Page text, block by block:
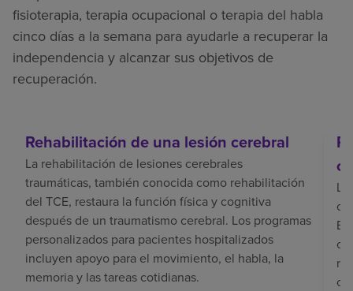
fisioterapia, terapia ocupacional o terapia del habla
cinco días a la semana para ayudarle a recuperar la
independencia y alcanzar sus objetivos de
recuperación.
Rehabilitación de una lesión cerebral
La rehabilitación de lesiones cerebrales
traumáticas, también conocida como rehabilitación
del TCE, restaura la función física y cognitiva
después de un traumatismo cerebral. Los programas
personalizados para pacientes hospitalizados
incluyen apoyo para el movimiento, el habla, la
memoria y las tareas cotidianas.
El